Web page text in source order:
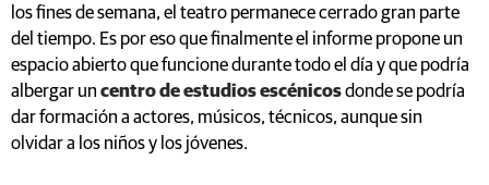
los fines de semana, el teatro permanece cerrado gran parte
del tiempo. Es por eso que finalmente el informe propone un
espacio abierto que funcione durante todo el día y que podría
albergar un centro de estudios escénicosdonde se podría
dar formación a actores, músicos, técnicos, aunque sin
olvidar a los niños y los jóvenes.